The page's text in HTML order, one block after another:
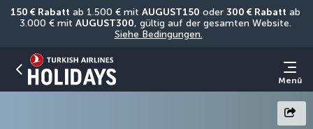
150 € Rabatt ab 1.500 € mit AUGUST150 oder 300 € Rabatt ab
3.000 € mit AUGUST300
Siehe Bedingungen.
Menü